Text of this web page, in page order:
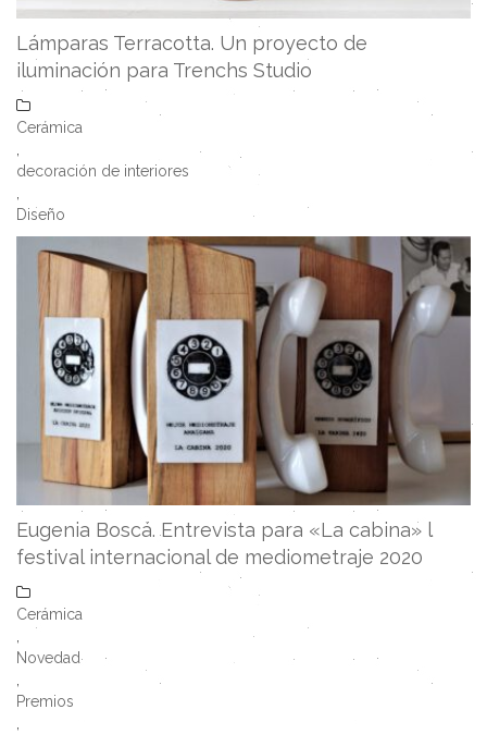
Lámparas Terracotta. Un proyecto de
iluminación para Trenchs Studio
Cerámica
decoración de interiores
Diseño
Eugenia Boscá. Entrevista para «La cabina» l
festival internacional de mediometraje 2020
Cerámica
,
Novedad
,
Premios
,